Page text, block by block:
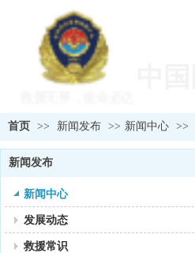
首页 >> 新闻发布 >> 新闻中心 >>
新闻发布
新闻中心
发展动态
救援常识